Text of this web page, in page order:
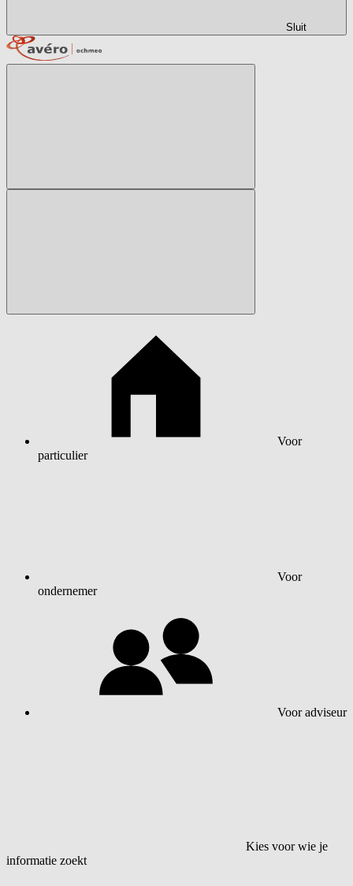
Sluit
Voor
particulier
Voor
ondernemer
Voor adviseur
Kies voor wie je
informatie zoekt